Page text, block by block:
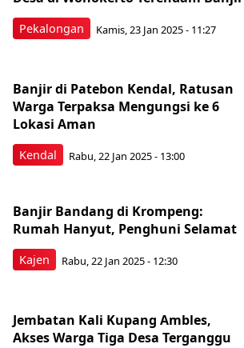
Pekalongan Kamis, 23 Jan 2025 - 11:27
Kendal
Banjir di Patebon Kendal, Ratusan
Warga Terpaksa Mengungsi ke 6
Lokasi Aman
Rabu, 22 Jan 2025 - 13:00
Kajen
Banjir Bandang di Krompeng:
Rumah Hanyut, Penghuni Selamat
Rabu, 22 Jan 2025 - 12:30
Jembatan Kali Kupang Ambles,
Akses Warga Tiga Desa Terganggu